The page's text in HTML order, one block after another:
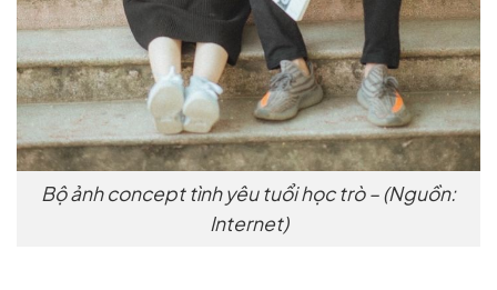
Bộ ảnh concept tình yêu tuổi học trò – (Nguồn:
Internet)